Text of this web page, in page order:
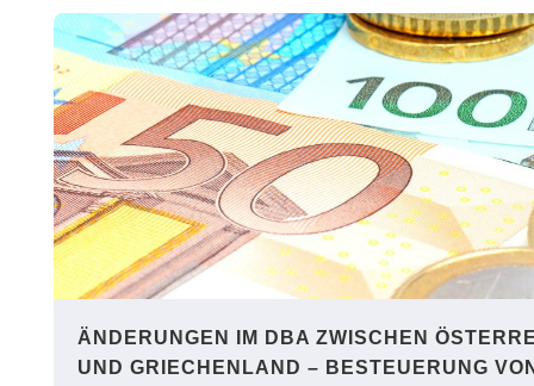
ÄNDERUNGEN IM DBA ZWISCHEN
UND GRIECHENLAND – BESTEUERUNG